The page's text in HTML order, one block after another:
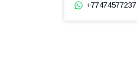
+77474577237